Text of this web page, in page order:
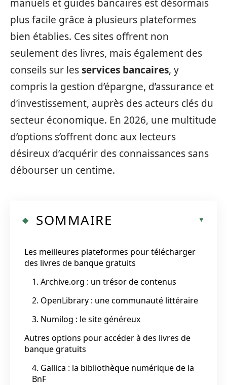
manuels et guides bancaires est désormais
plus facile grâce à plusieurs plateformes
bien établies. Ces sites offrent non
seulement des livres, mais également des
conseils sur lesservices bancaires, y
compris la gestion d’épargne, d’assurance et
d’investissement, auprès des acteurs clés du
secteur économique. En 2026, une multitude
d’options s’offrent donc aux lecteurs
désireux d’acquérir des connaissances sans
débourser un centime.
SOMMAIRE
Les meilleures plateformes pour télécharger
des livres de banque gratuits
1. Archive.org : un trésor de contenus
2. OpenLibrary : une communauté littéraire
3. Numilog : le site généreux
Autres options pour accéder à des livres de
banque gratuits
4. Gallica : la bibliothèque numérique de la
BnF